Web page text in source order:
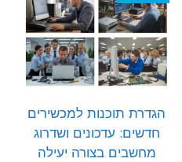
הגדרת תוכנות למכשירים
חדשים: עדכונים ושדרוג
מחשבים בצורה יעילה